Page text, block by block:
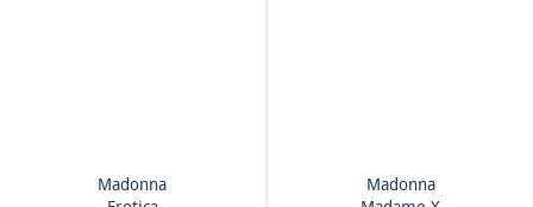
Madonna
Madonna